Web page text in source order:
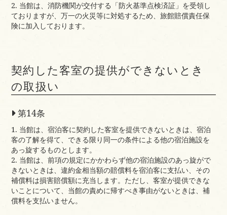
2. 当館は、消防機関が交付する「防火基準点検済証」を受領し
ておりますが、万一の火災等に対処するため、旅館賠償責任保
険に加入しております。
契約した客室の提供ができないとき
の取扱い
第14条
1. 当館は、宿泊客に契約した客室を提供できないときは、宿泊
客の了解を得て、できる限り同一の条件による他の宿泊施設を
あっ旋するものとします。
2. 当館は、前項の規定にかかわらず他の宿泊施設のあっ旋がで
きないときは、違約金相当額の賠償料を宿泊客に支払い、その
補償料は損害賠償額に充当します。ただし、客室が提供できな
いことについて、当館の責めに帰すべき事由がないときは、補
償料を支払いません。